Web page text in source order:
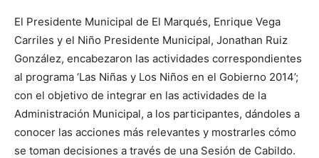
El Presidente Municipal de El Marqués, Enrique Vega
Carriles y el Niño Presidente Municipal, Jonathan Ruiz
González, encabezaron las actividades correspondientes
al programa ‘Las Niñas y Los Niños en el Gobierno 2014’;
con el objetivo de integrar en las actividades de la
Administración Municipal, a los participantes, dándoles a
conocer las acciones más relevantes y mostrarles cómo
se toman decisiones a través de una Sesión de Cabildo.